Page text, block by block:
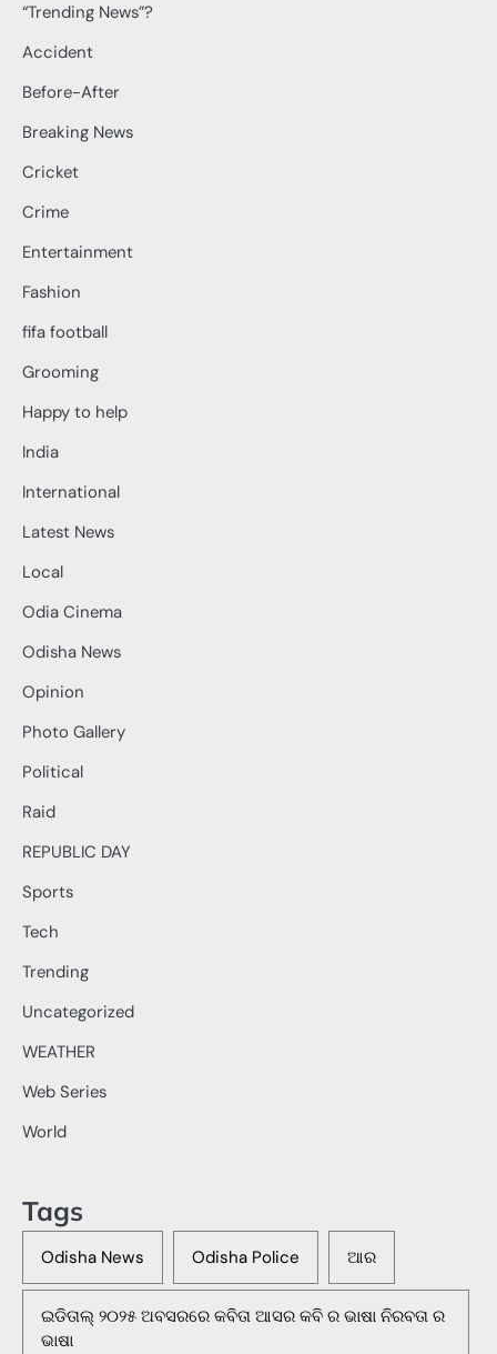
“Trending News”?
Accident
Before-After
Breaking News
Cricket
Crime
Entertainment
Fashion
fifa football
Grooming
Happy to help
India
International
Latest News
Local
Odia Cinema
Odisha News
Opinion
Photo Gallery
Political
Raid
REPUBLIC DAY
Sports
Tech
Trending
Uncategorized
WEATHER
Web Series
World
Tags
Odisha News Odisha Police ଆର
ଇଡିତାଲ୍ ୨୦୨୫ ଅବସରରେ କବିତା ଆସର କବି ର ଭାଷା ନିରବତା ର
ଭାଷା